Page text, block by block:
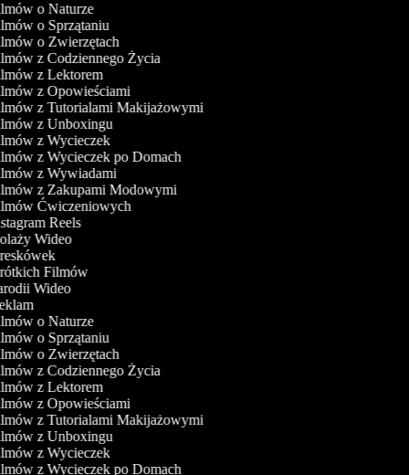
o Naturze
o Sprzątaniu
o Zwierzętach
z Codziennego Życia
z Lektorem
z Opowieściami
z Tutorialami Makijażowymi
z Unboxingu
z Wycieczek
z Wycieczek po Domach
z Wywiadami
z Zakupami Modowymi
Ćwiczeniowych
Reels
Wideo
Filmów
Wideo
o Naturze
o Sprzątaniu
o Zwierzętach
z Codziennego Życia
z Lektorem
z Opowieściami
z Tutorialami Makijażowymi
z Unboxingu
z Wycieczek
z Wycieczek po Domach